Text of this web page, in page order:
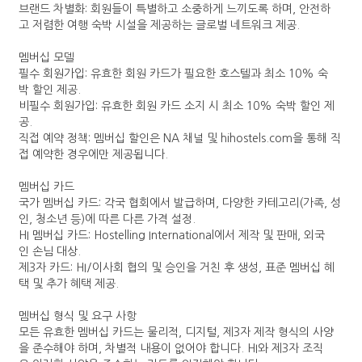
브랜드 차별화: 회원들이 특별하고 소중하게 느끼도록 하며, 안전하
고 저렴한 여행 숙박 시설을 제공하는 글로벌 네트워크 제공.
멤버십 모델
필수 회원가입: 유효한 회원 카드가 필요한 호스텔과 최소 10% 숙
박 할인 제공.
비필수 회원가입: 유효한 회원 카드 소지 시 최소 10% 숙박 할인 제
공.
직접 예약 정책: 멤버십 할인은 NA 채널 및 hihostels.com을 통해 직
접 예약한 경우에만 제공됩니다.
멤버십 카드
국가 멤버십 카드: 각국 협회에서 발급하며, 다양한 카테고리(가족, 성
인, 청소년 등)에 따른 다른 가격 설정.
HI 멤버십 카드: Hostelling International에서 제작 및 판매, 외국
인 손님 대상.
제3자 카드: HI/이사회 협의 및 승인을 거친 후 생성, 표준 멤버십 혜
택 및 추가 혜택 제공.
멤버십 형식 및 요구 사항
모든 유효한 멤버십 카드는 물리적, 디지털, 제3자 제작 형식의 사양
을 준수해야 하며, 차별적 내용이 없어야 합니다. HI와 제3자 조직